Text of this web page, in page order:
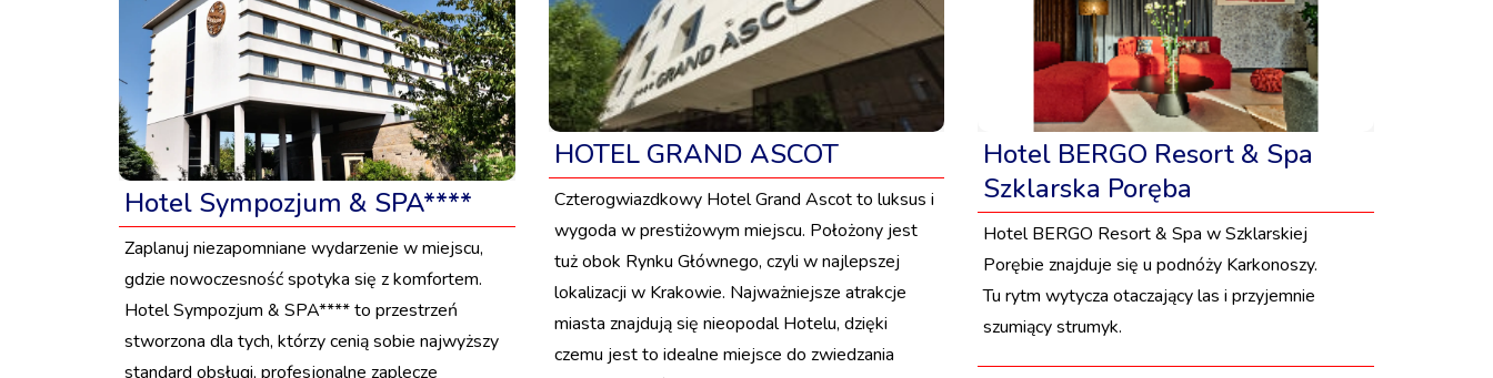
Hotel Sympozjum & SPA****
Zaplanuj niezapomniane wydarzenie w miejscu,
gdzie nowoczesność spotyka się z komfortem.
Hotel Sympozjum & SPA**** to przestrzeń
stworzona dla tych, którzy cenią sobie najwyższy
standard obsługi, profesjonalne zaplecze
HOTEL GRAND ASCOT
Czterogwiazdkowy Hotel Grand Ascot to luksus i
wygoda w prestiżowym miejscu. Położony jest
tuż obok Rynku Głównego, czyli w najlepszej
lokalizacji w Krakowie. Najważniejsze atrakcje
miasta znajdują się nieopodal Hotelu, dzięki
czemu jest to idealne miejsce do zwiedzania
Hotel BERGO Resort & Spa
Szklarska Poręba
Hotel BERGO Resort & Spa w Szklarskiej
Porębie znajduje się u podnóży Karkonoszy.
Tu rytm wytycza otaczający las i przyjemnie
szumiący strumyk.